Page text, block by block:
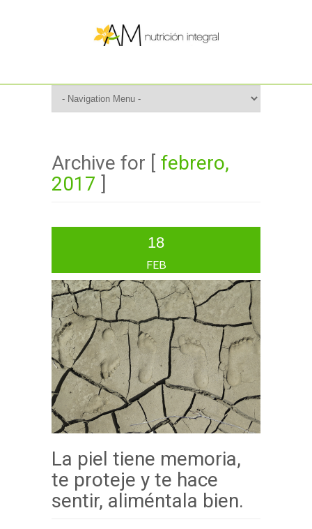
Archive for [ febrero,
2017 ]
18
FEB
La piel tiene memoria,
te proteje y te hace
sentir, aliméntala bien.